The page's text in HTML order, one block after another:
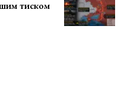
тиском